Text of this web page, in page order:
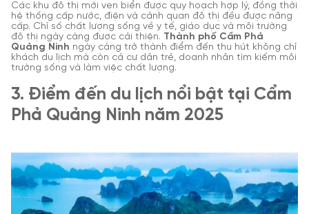
Các khu đô thị mới ven biển được quy hoạch hợp lý, đồng thời
hệ thống cấp nước, điện và cảnh quan đô thị đều được nâng
cấp. Chỉ số chất lượng sống về y tế, giáo dục và môi trường
đô thị ngày càng được cải thiện. Thành phố Cẩm Phả
Quảng Ninh ngày càng trở thành điểm đến thu hút không chỉ
khách du lịch mà còn cả cư dân trẻ, doanh nhân tìm kiếm môi
trường sống và làm việc chất lượng.
3. Điểm đến du lịch nổi bật tại Cẩm
Phả Quảng Ninh năm 2025